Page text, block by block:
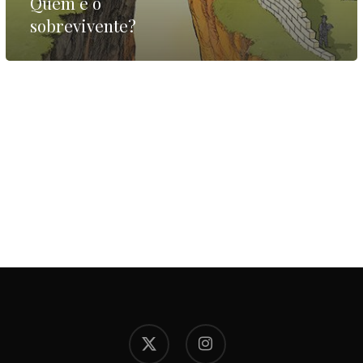
sobrevivente?
x-
twitter
instagram